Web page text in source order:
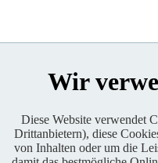
Enduro One
Wir
Diese Website verwendet
Drittanbietern), diese
von Inhalten oder um die